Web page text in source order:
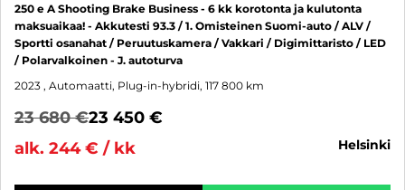
250 e A Shooting Brake Business - 6 kk korotonta ja kulutonta
maksuaikaa! - Akkutesti 93.3 / 1. Omisteinen Suomi-auto / ALV /
Sportti osanahat / Peruutuskamera / Vakkari / Digimittaristo / LED
/ Polarvalkoinen - J. autoturva
2023 , Automaatti, Plug-in-hybridi, 117 800 km
23 680 €23 450 €
alk. 244 € / kk
helsinki